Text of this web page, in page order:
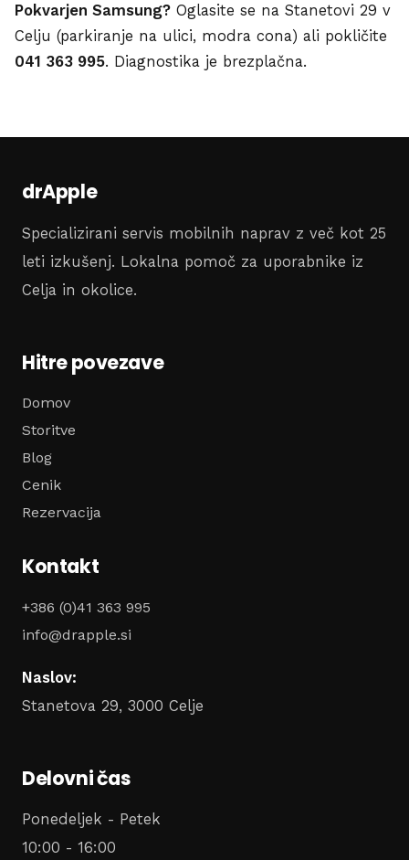
Pokvarjen Samsung? Oglasite se na Stanetovi 29 v
Celju (parkiranje na ulici, modra cona) ali pokličite
041 363 995. Diagnostika je brezplačna.
drApple
Specializirani servis mobilnih naprav z več kot 25
leti izkušenj. Lokalna pomoč za uporabnike iz
Celja in okolice.
Hitre povezave
Domov
Storitve
Blog
Cenik
Rezervacija
Kontakt
+386 (0)41 363 995
info@drapple.si
Naslov:
Stanetova 29, 3000 Celje
Delovni čas
Ponedeljek - Petek
10:00 - 16:00